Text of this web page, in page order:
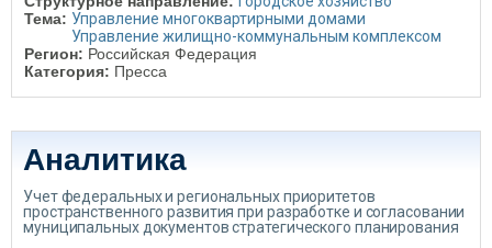
Тема: Управление многоквартирными домами
Управление жилищно-коммунальным комплексом
Регион: Российская Федерация
Категория: Пресса
Аналитика
Учет федеральных и региональных приоритетов
пространственного развития при разработке и согласовании
муниципальных документов стратегического планирования